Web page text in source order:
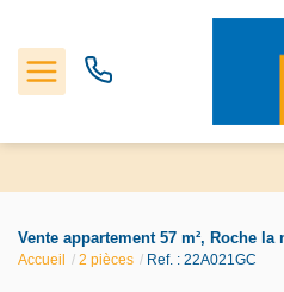
Les biens
Vente appartement 57 m², Roche la
Accueil 2 pièces Ref. : 22A021GC